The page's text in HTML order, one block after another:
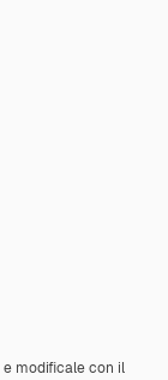
e modificale con il